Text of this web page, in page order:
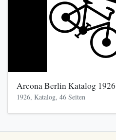
Arcona Berlin Katalog 1926
1926, Katalog, 46 Seiten